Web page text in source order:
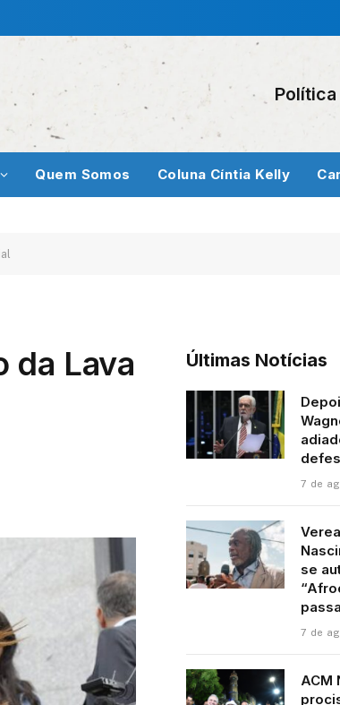
Quem Somos Coluna Cíntia Kelly
da Lava
Últimas Notícias
7 de
se
7 de
ACM